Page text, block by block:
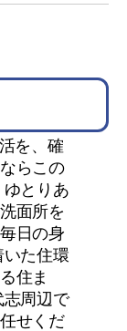
を、確
らこの
とりあ
面所を
日の身
た住環
住ま
志周辺で
せくだ